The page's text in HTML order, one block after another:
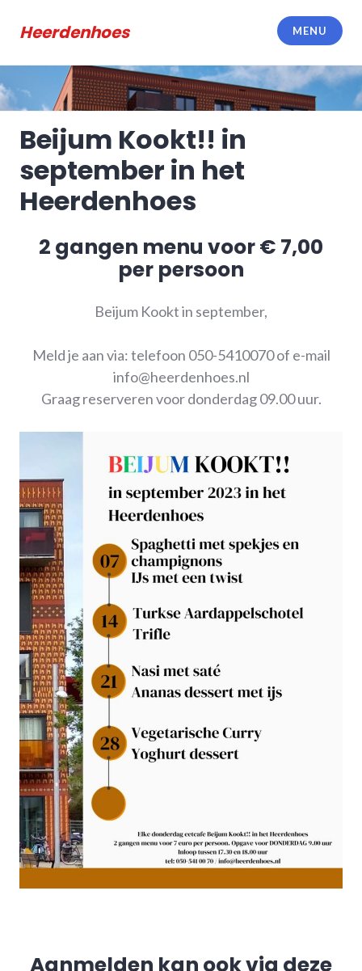
naar
inhoud
Heerdenhoes MENU
Beijum Kookt!! in
september in het
Heerdenhoes
2 gangen menu voor € 7,00
per persoon
Beijum Kookt in september,
Meld je aan via: telefoon 050-5410070 of e-mail
info@heerdenhoes.nl
Graag reserveren voor donderdag 09.00 uur.
Aanmelden kan ook via deze